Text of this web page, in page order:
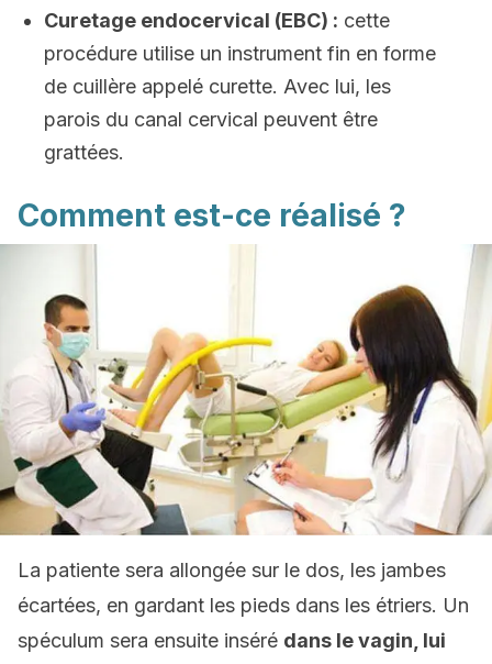
Curetage endocervical (EBC) : cette
procédure utilise un instrument fin en forme
de cuillère appelé curette. Avec lui, les
parois du canal cervical peuvent être
grattées.
Comment est-ce réalisé ?
La patiente sera allongée sur le dos, les jambes
écartées, en gardant les pieds dans les étriers. Un
spéculum sera ensuite inséré dans le vagin, lui